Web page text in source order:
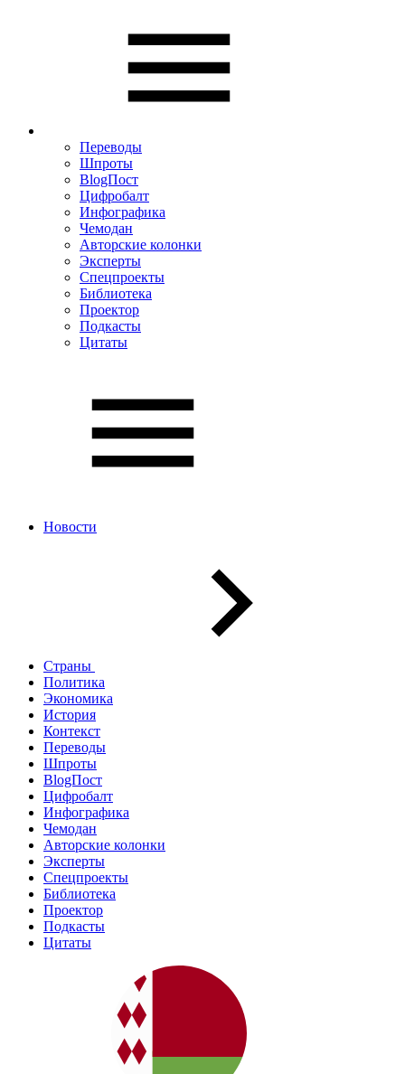
Переводы
Шпроты
BlogПост
Цифробалт
Инфографика
Чемодан
Авторские колонки
Эксперты
Спецпроекты
Библиотека
Проектор
Подкасты
Цитаты
Новости
Страны
Политика
Экономика
История
Контекст
Переводы
Шпроты
BlogПост
Цифробалт
Инфографика
Чемодан
Авторские колонки
Эксперты
Спецпроекты
Библиотека
Проектор
Подкасты
Цитаты